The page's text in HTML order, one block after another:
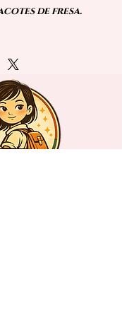
de fresa.